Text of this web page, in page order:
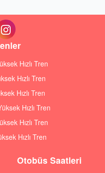
Hızlı Tren
Hızlı Tren
Hızlı Tren
Hızlı Tren
Hızlı Tren
Hızlı Tren
Otobüs Saatleri